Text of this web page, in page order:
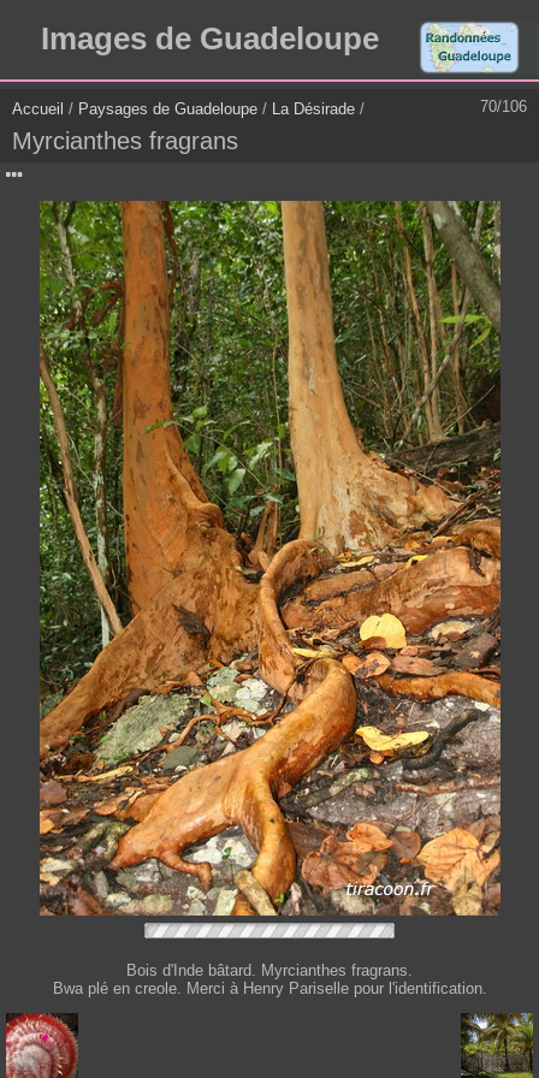
Images de Guadeloupe
70/106
Accueil / Paysages de Guadeloupe / La Désirade /
Myrcianthes fragrans
Bois d'Inde bâtard. Myrcianthes fragrans.
Bwa plé en creole. Merci à Henry Pariselle pour l'identification.